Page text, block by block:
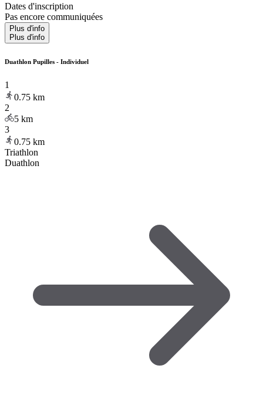
Dates d'inscription
Pas encore communiquées
Plus d'info
Plus d'info
Duathlon Pupilles - Individuel
1
0.75 km
2
5 km
3
0.75 km
Triathlon
Duathlon